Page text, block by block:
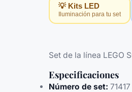
💡 Kits LED
Iluminación para tu set
Set de la línea LEGO
Especificaciones
Número de set: 71417